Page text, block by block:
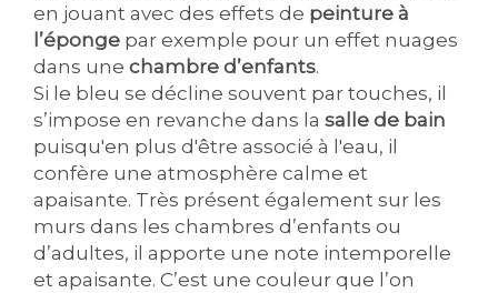
en jouant avec des effets de peinture à
l’éponge par exemple pour un effet nuages
dans une chambre d’enfants.
Si le bleu se décline souvent par touches, il
s’impose en revanche dans la salle de bain
puisqu'en plus d'être associé à l'eau, il
confère une atmosphère calme et
apaisante. Très présent également sur les
murs dans les chambres d’enfants ou
d’adultes, il apporte une note intemporelle
et apaisante. C’est une couleur que l’on